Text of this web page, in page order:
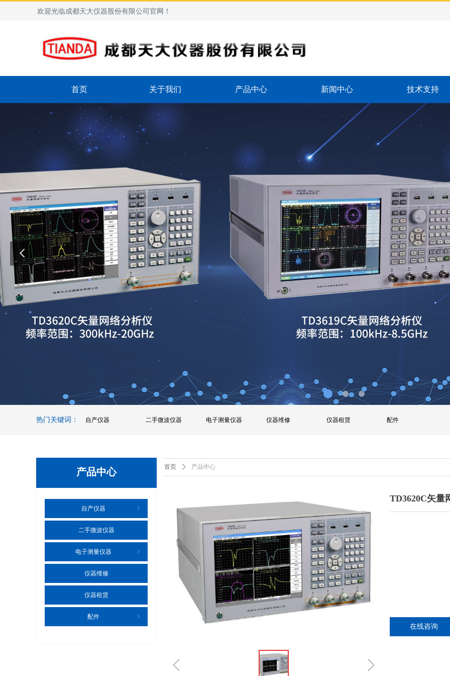
欢迎光临成都天大仪器股份有限公司官网！
首页 关于我们 产品中心 新闻中心 技术支持
首页 ꄲ 产品中心
热门关键词： 自产仪器 二手微波仪器 电子测量仪器 仪器维修 仪器租赁 配件
ꁆ ꁇ
TD3620C矢量
在线咨询
ꁇ
自产仪器
二手微波仪器
ꁇ
电子测量仪器
仪器维修
仪器租赁
ꁇ
配件
产品中心